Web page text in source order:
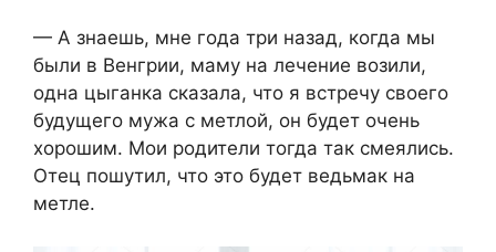
— А знаешь, мне года три назад, когда мы
были в Венгрии, маму на лечение возили,
одна цыганка сказала, что я встречу своего
будущего мужа с метлой, он будет очень
хорошим. Мои родители тогда так смеялись.
Отец пошутил, что это будет ведьмак на
метле.